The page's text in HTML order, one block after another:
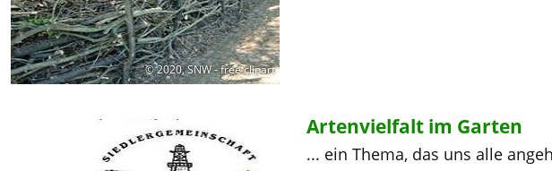
© 2020, SNW - free clipart
Artenvielfalt im Garten
... ein Thema, das uns alle